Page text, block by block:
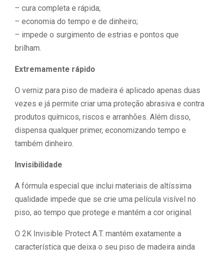
– cura completa e rápida;
– economia do tempo e de dinheiro;
– impede o surgimento de estrias e pontos que
brilham.
Extremamente rápido
O verniz para piso de madeira é aplicado apenas duas
vezes e já permite criar uma proteção abrasiva e contra
produtos químicos, riscos e arranhões. Além disso,
dispensa qualquer primer, economizando tempo e
também dinheiro.
Invisibilidade
A fórmula especial que inclui materiais de altíssima
qualidade impede que se crie uma película visível no
piso, ao tempo que protege e mantém a cor original.
O 2K Invisible Protect A.T. mantém exatamente a
característica que deixa o seu piso de madeira ainda